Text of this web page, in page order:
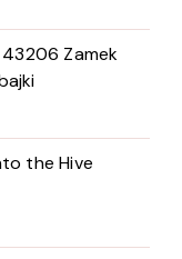
Zamek
the Hive